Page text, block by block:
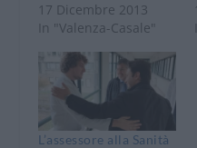
17 Dicembre 2013
In "Valenza-Casale"
L’assessore alla Sanità